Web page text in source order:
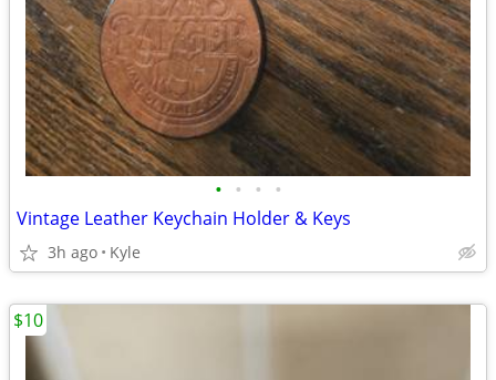
• • • •
Vintage Leather Keychain Holder & Keys
3h ago Kyle
$10